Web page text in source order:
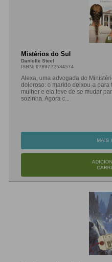
Mistérios do Sul
Danielle Steel
ISBN: 9789722534574
Alexa, uma advogada do
doloroso: o marido deixou-a para
mulher e ela teve de se mudar
sozinha. Agora c...
MAIS